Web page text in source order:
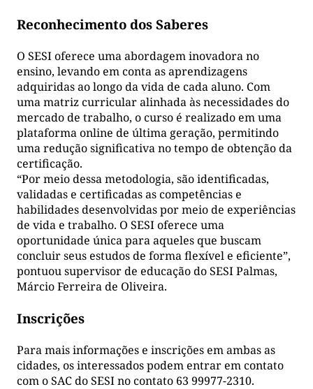
Reconhecimento dos Saberes
O SESI oferece uma abordagem inovadora no
ensino, levando em conta as aprendizagens
adquiridas ao longo da vida de cada aluno. Com
uma matriz curricular alinhada às necessidades do
mercado de trabalho, o curso é realizado em uma
plataforma online de última geração, permitindo
uma redução significativa no tempo de obtenção da
certificação.
“Por meio dessa metodologia, são identificadas,
validadas e certificadas as competências e
habilidades desenvolvidas por meio de experiências
de vida e trabalho. O SESI oferece uma
oportunidade única para aqueles que buscam
concluir seus estudos de forma flexível e eficiente”,
pontuou supervisor de educação do SESI Palmas,
Márcio Ferreira de Oliveira.
Inscrições
Para mais informações e inscrições em ambas as
cidades, os interessados podem entrar em contato
com o SAC do SESI no contato 63 99977-2310.